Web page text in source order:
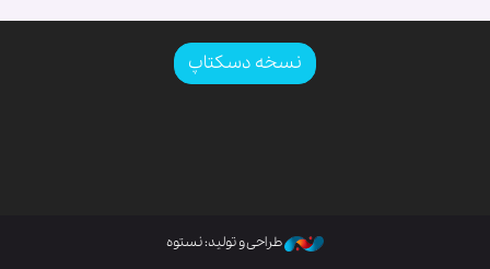
نسخه دسکتاپ
طراحی و تولید: نستوه